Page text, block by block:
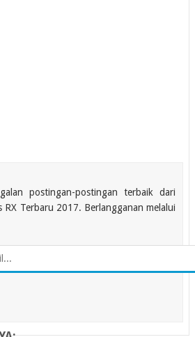
postingan-postingan terbaik dari
RX Terbaru 2017. Berlangganan melalui